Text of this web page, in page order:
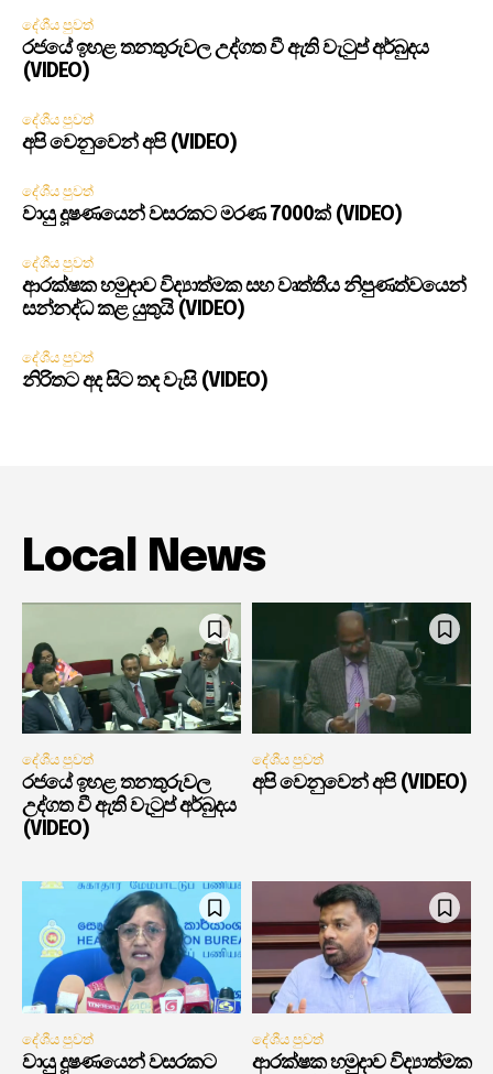
දේශීය පුවත්
රජයේ ඉහළ තනතුරුවල උද්ගත වී ඇති වැටුප් අර්බුදය
(VIDEO)
දේශීය පුවත්
අපි වෙනුවෙන් අපි (VIDEO)
දේශීය පුවත්
වායු දූෂණයෙන් වසරකට මරණ 7000ක් (VIDEO)
දේශීය පුවත්
ආරක්ෂක හමුදාව විද්‍යාත්මක සහ වෘත්තීය නිපුණත්වයෙන්
සන්නද්ධ කළ යුතුයි (VIDEO)
දේශීය පුවත්
නිරිතට අද සිට තද වැසි (VIDEO)
Local News
දේශීය පුවත්
රජයේ ඉහළ තනතුරුවල
උද්ගත වී ඇති වැටුප් අර්බුදය
(VIDEO)
දේශීය පුවත්
අපි වෙනුවෙන් අපි (VIDEO)
දේශීය පුවත්
වායු දූෂණයෙන් වසරකට
දේශීය පුවත්
ආරක්ෂක හමුදාව විද්‍යාත්මක